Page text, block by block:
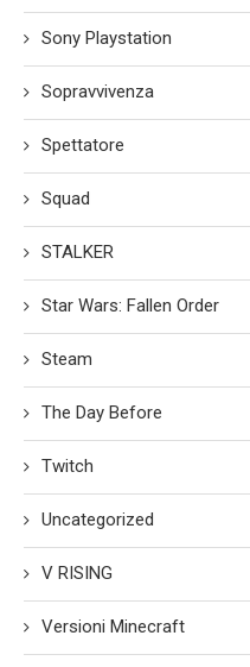
Sony Playstation
Sopravvivenza
Spettatore
Squad
STALKER
Star Wars: Fallen Order
Steam
The Day Before
Twitch
Uncategorized
V RISING
Versioni Minecraft